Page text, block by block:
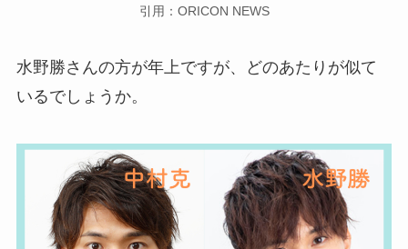
引用：ORICON NEWS
水野勝さんの方が年上ですが、どのあたりが似て
いるでしょうか。